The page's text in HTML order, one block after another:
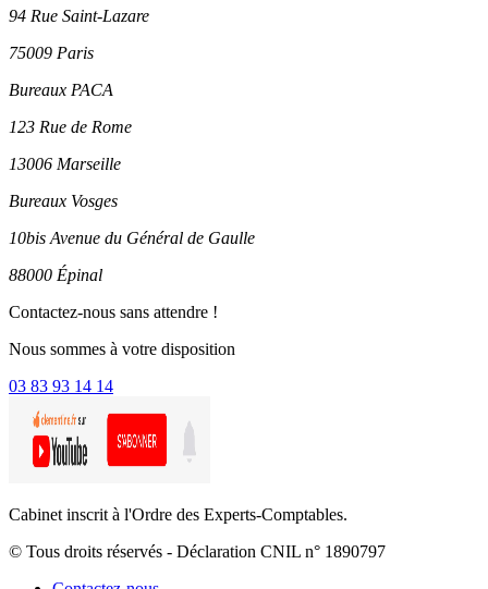
94 Rue Saint-Lazare
75009 Paris
Bureaux PACA
123 Rue de Rome
13006 Marseille
Bureaux Vosges
10bis Avenue du Général de Gaulle
88000 Épinal
Contactez-nous sans attendre !
Nous sommes à votre disposition
03 83 93 14 14
Cabinet inscrit à l'Ordre des Experts-Comptables.
© Tous droits réservés - Déclaration CNIL n° 1890797